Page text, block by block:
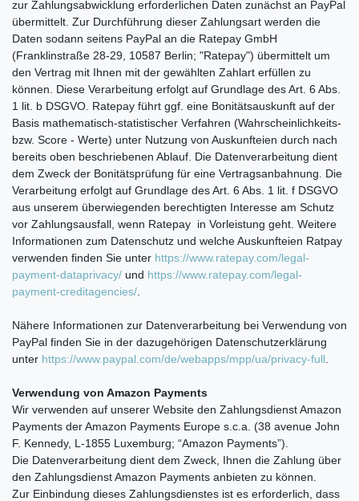
zur Zahlungsabwicklung erforderlichen Daten zunächst an PayPal
übermittelt. Zur Durchführung dieser Zahlungsart werden die
Daten sodann seitens PayPal an die Ratepay GmbH
(Franklinstraße 28-29, 10587 Berlin; "Ratepay") übermittelt um
den Vertrag mit Ihnen mit der gewählten Zahlart erfüllen zu
können. Diese Verarbeitung erfolgt auf Grundlage des Art. 6 Abs.
1 lit. b DSGVO. Ratepay führt ggf. eine Bonitätsauskunft auf der
Basis mathematisch-statistischer Verfahren (Wahrscheinlichkeits-
bzw. Score - Werte) unter Nutzung von Auskunfteien durch nach
bereits oben beschriebenen Ablauf. Die Datenverarbeitung dient
dem Zweck der Bonitätsprüfung für eine Vertragsanbahnung. Die
Verarbeitung erfolgt auf Grundlage des Art. 6 Abs. 1 lit. f DSGVO
aus unserem überwiegenden berechtigten Interesse am Schutz
vor Zahlungsausfall, wenn Ratepay in Vorleistung geht. Weitere
Informationen zum Datenschutz und welche Auskunfteien Ratpay
verwenden finden Sie unter https://www.ratepay.com/legal-
payment-dataprivacy/ und https://www.ratepay.com/legal-
payment-creditagencies/
Nähere Informationen zur Datenverarbeitung bei Verwendung von
PayPal finden Sie in der dazugehörigen Datenschutzerklärung
unter https://www.paypal.com/de/webapps/mpp/ua/privacy-full
Verwendung von Amazon Payments
Wir verwenden auf unserer Website den Zahlungsdienst Amazon
Payments der Amazon Payments Europe s.c.a. (38 avenue John
F. Kennedy, L-1855 Luxemburg; “Amazon Payments”).
Die Datenverarbeitung dient dem Zweck, Ihnen die Zahlung über
den Zahlungsdienst Amazon Payments anbieten zu können.
Zur Einbindung dieses Zahlungsdienstes ist es erforderlich, dass